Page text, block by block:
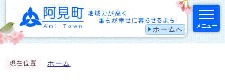
ホームへ メニュー
現在位置 ホーム